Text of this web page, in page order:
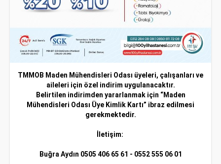
TMMOB Maden Mühendisleri Odası üyeleri, çalışanları ve
aileleri için özel indirim uygulanacaktır.
Belirtilen indirimden yararlanmak için “Maden
Mühendisleri Odası Üye Kimlik Kartı” ibraz edilmesi
gerekmektedir.
İletişim:
Buğra Aydın 0505 406 65 61 - 0552 555 06 01